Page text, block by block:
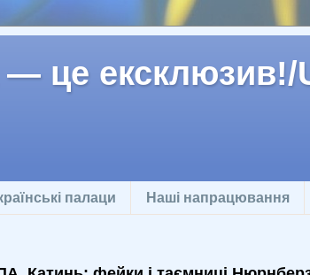
— це
палаци Наші напрацювання